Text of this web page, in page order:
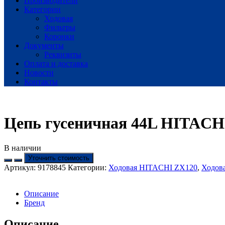
Категории
Ходовая
Фильтры
Коронки
Документы
Реквизиты
Оплата и доставка
Новости
Контакты
Цепь гусеничная 44L
В наличии
Уточнить стоимость
Артикул: 9178845 Категории: Ходовая HITACHI ZX120,
Описание
Бренд